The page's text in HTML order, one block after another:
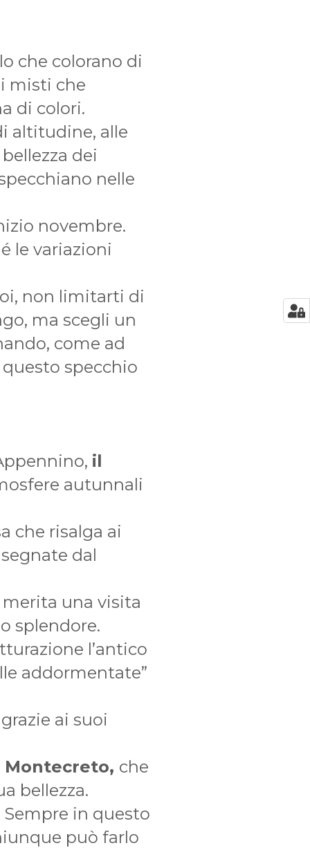
che colorano di
misti che
di colori.
altitudine, alle
dei
nelle
novembre.
le variazioni
non limitarti di
ma scegli un
come ad
specchio
il
autunnali
che risalga ai
dal
merita una visita
splendore.
l’antico
addormentate”
ai suoi
Montecreto, che
bellezza.
Sempre in questo
può farlo